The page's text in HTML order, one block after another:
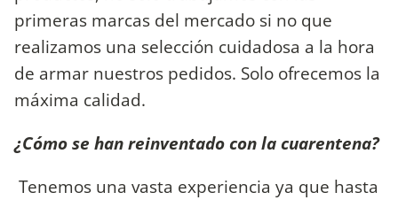
primeras marcas del mercado si no que
realizamos una selección cuidadosa a la hora
de armar nuestros pedidos. Solo ofrecemos la
máxima calidad.
¿Cómo se han reinventado con la cuarentena?
Tenemos una vasta experiencia ya que hasta